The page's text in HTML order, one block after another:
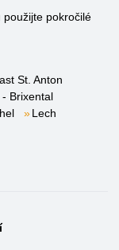
pokročilé
St. Anton
Brixental
Lech